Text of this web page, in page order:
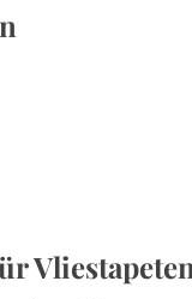
Vliestapeten